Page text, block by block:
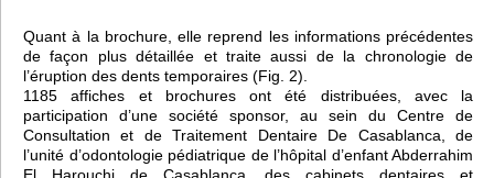
Quant à la brochure, elle reprend les informations précédentes
de façon plus détaillée et traite aussi de la chronologie de
l’éruption des dents temporaires (Fig. 2).
1185 affiches et brochures ont été distribuées, avec la
participation d’une société sponsor, au sein du Centre de
Consultation et de Traitement Dentaire De Casablanca, de
l’unité d’odontologie pédiatrique de l’hôpital d’enfant Abderrahim
El Harouchi de Casablanca, des cabinets dentaires et